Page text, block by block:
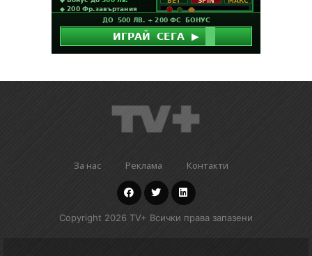
За нас Реклама Контакти
Copyright 2026 TV+ Всички права запазени